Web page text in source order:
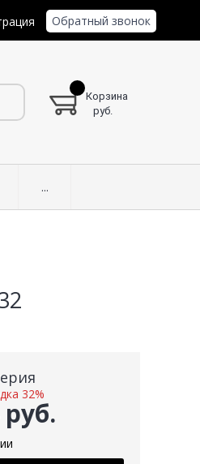
Обратный звонок
Корзина
руб.
...
руб.
32%